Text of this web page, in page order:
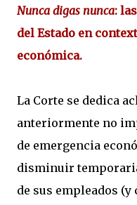
Nunca digas nunca:
del Estado en
económica.
La Corte se dedica
anteriormente no
de emergencia
disminuir
de sus empleados